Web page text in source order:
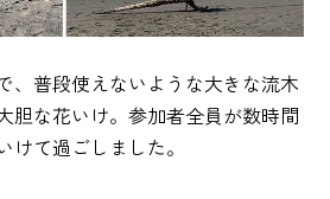
、普段使えないような大きな流木
胆な花いけ。参加者全員が数時間
けて過ごしました。